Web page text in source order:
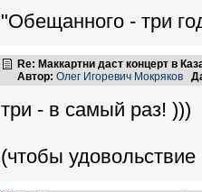
"Обещанного - три
Re: Маккартни даст концерт в
Автор: Олег Игоревич Мокряков
три - в самый раз! )))
(чтобы